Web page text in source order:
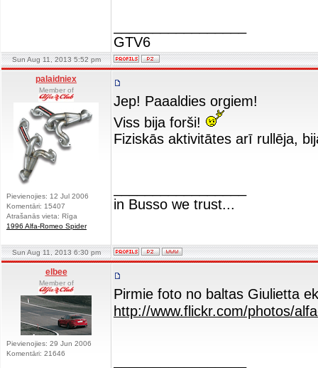
GTV6
Sun Aug 11, 2013 5:52 pm
palaidniex
Member of
Pievienojies: 12 Jul 2006
Komentāri: 15407
Atrašanās vieta: Rīga
1996 Alfa-Romeo Spider
Jep! Paaaldies orgiem!
Viss bija forši!
Fiziskās aktivitātes arī rullēja,
in Busso we trust...
Sun Aug 11, 2013 6:30 pm
elbee
Member of
Pievienojies: 29 Jun 2006
Komentāri: 21646
Pirmie foto no baltas Giulietta
http://www.flickr.com/photos/